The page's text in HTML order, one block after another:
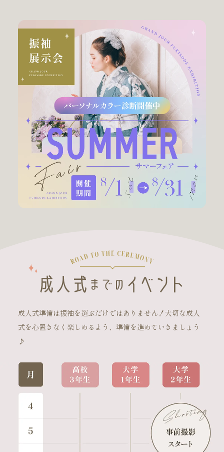
成人式準備は振袖を選ぶだけではありません！大切な成人
式を心置きなく楽しめるよう、準備を進めていきましょう
♪